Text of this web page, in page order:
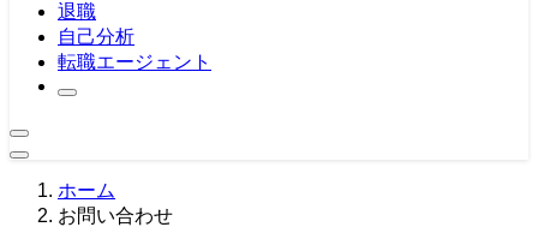
退職
自己分析
転職エージェント
ホーム
お問い合わせ